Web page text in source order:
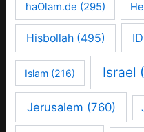
haOlam.de (295)
Hisbollah(495)
Islam (216) Israel
Jerusalem (760)